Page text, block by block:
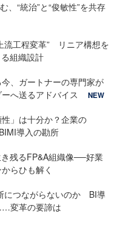
、“統治”と“俊敏性”を共存
流工程変革” リニア構想を
組織設計
、ガートナーの専門家が
へ送るアドバイス
NEW
」は十分か？企業の
導入の勘所
き残るFP&A組織像──好業
らひも解く
につながらないのか BI導
変革の要諦は